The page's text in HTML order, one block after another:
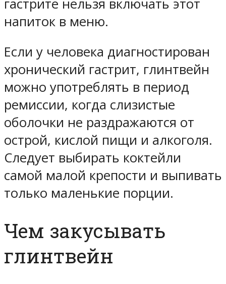
гастрите нельзя включать этот
напиток в меню.
Если у человека диагностирован
хронический гастрит, глинтвейн
можно употреблять в период
ремиссии, когда слизистые
оболочки не раздражаются от
острой, кислой пищи и алкоголя.
Следует выбирать коктейли
самой малой крепости и выпивать
только маленькие порции.
Чем закусывать
глинтвейн